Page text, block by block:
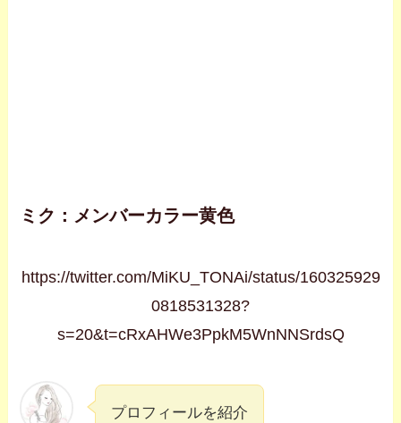
ミク：メンバーカラー黄色
https://twitter.com/MiKU_TONAi/status/160325929
0818531328?
s=20&t=cRxAHWe3PpkM5WnNNSrdsQ
プロフィールを紹介